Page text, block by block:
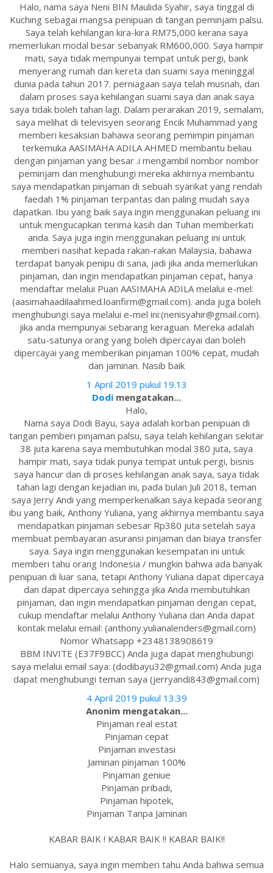
Halo, nama saya Neni BIN Maulida Syahir, saya tinggal di
Kuching sebagai mangsa penipuan di tangan peminjam palsu.
Saya telah kehilangan kira-kira RM75,000 kerana saya
memerlukan modal besar sebanyak RM600,000. Saya hampir
mati, saya tidak mempunyai tempat untuk pergi, bank
menyerang rumah dan kereta dan suami saya meninggal
dunia pada tahun 2017. perniagaan saya telah musnah, dan
dalam proses saya kehilangan suami saya dan anak saya
saya tidak boleh tahan lagi. Dalam perarakan 2019, semalam,
saya melihat di televisyen seorang Encik Muhammad yang
memberi kesaksian bahawa seorang pemimpin pinjaman
terkemuka AASIMAHA ADILA AHMED membantu beliau
dengan pinjaman yang besar .i mengambil nombor nombor
peminjam dan menghubungi mereka akhirnya membantu
saya mendapatkan pinjaman di sebuah syarikat yang rendah
faedah 1% pinjaman terpantas dan paling mudah saya
dapatkan. Ibu yang baik saya ingin menggunakan peluang ini
untuk mengucapkan terima kasih dan Tuhan memberkati
anda. Saya juga ingin menggunakan peluang ini untuk
memberi nasihat kepada rakan-rakan Malaysia, bahawa
terdapat banyak penipu di sana, jadi jika anda memerlukan
pinjaman, dan ingin mendapatkan pinjaman cepat, hanya
mendaftar melalui Puan AASIMAHA ADILA melalui e-mel:
(aasimahaadilaahmed.loanfirm@gmail.com). anda juga boleh
menghubungi saya melalui e-mel ini:(nenisyahir@gmail.com).
jika anda mempunyai sebarang keraguan. Mereka adalah
satu-satunya orang yang boleh dipercayai dan boleh
dipercayai yang memberikan pinjaman 100% cepat, mudah
dan jaminan. Nasib baik
1 April 2019 pukul 19.13
Dodi mengatakan...
Halo,
Nama saya Dodi Bayu, saya adalah korban penipuan di
tangan pemberi pinjaman palsu, saya telah kehilangan sekitar
38 juta karena saya membutuhkan modal 380 juta, saya
hampir mati, saya tidak punya tempat untuk pergi, bisnis
saya hancur dan di proses kehilangan anak saya, saya tidak
tahan lagi dengan kejadian ini, pada bulan Juli 2018, teman
saya Jerry Andi yang memperkenalkan saya kepada seorang
ibu yang baik, Anthony Yuliana, yang akhirnya membantu saya
mendapatkan pinjaman sebesar Rp380 juta setelah saya
membuat pembayaran asuransi pinjaman dan biaya transfer
saya. Saya ingin menggunakan kesempatan ini untuk
memberi tahu orang Indonesia / mungkin bahwa ada banyak
penipuan di luar sana, tetapi Anthony Yuliana dapat dipercaya
dan dapat dipercaya sehingga jika Anda membutuhkan
pinjaman, dan ingin mendapatkan pinjaman dengan cepat,
cukup mendaftar melalui Anthony Yuliana dan Anda dapat
kontak melalui email: (anthony.yulianalenders@gmail.com)
Nomor Whatsapp +2348138908619
BBM INVITE (E37F9BCC) Anda juga dapat menghubungi
saya melalui email saya: (dodibayu32@gmail.com) Anda juga
dapat menghubungi teman saya (jerryandi843@gmail.com)
4 April 2019 pukul 13.39
Anonim mengatakan...
Pinjaman real estat
Pinjaman cepat
Pinjaman investasi
Jaminan pinjaman 100%
Pinjaman geniue
Pinjaman pribadi,
Pinjaman hipotek,
Pinjaman Tanpa Jaminan
KABAR BAIK ! KABAR BAIK !! KABAR BAIK!!
Halo semuanya, saya ingin memberi tahu Anda bahwa semua